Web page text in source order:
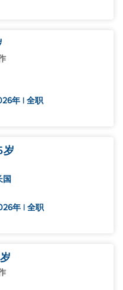
年 | 全职
岁
国
年 | 全职
岁